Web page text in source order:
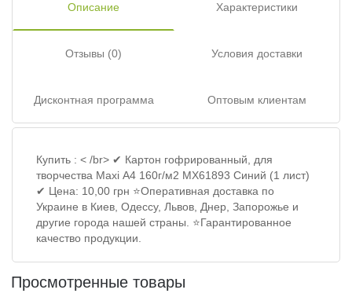
Описание Характеристики
Отзывы (0) Условия доставки
Дисконтная программа Оптовым клиентам
Купить : < /br> ✔ Картон гофрированный, для
творчества Maxi А4 160г/м2 MX61893 Синий (1 лист)
✔ Цена: 10,00 грн ⭐Оперативная доставка по
Украине в Киев, Одессу, Львов, Днер, Запорожье и
другие города нашей страны. ⭐Гарантированное
качество продукции.
Просмотренные товары